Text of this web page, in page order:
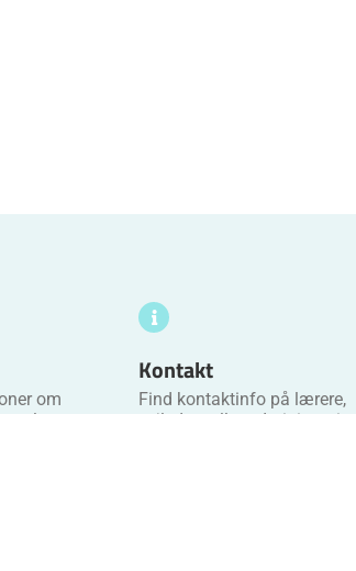
om
Kontakt
Find kontaktinfo på lærere,
vejledere eller administration.